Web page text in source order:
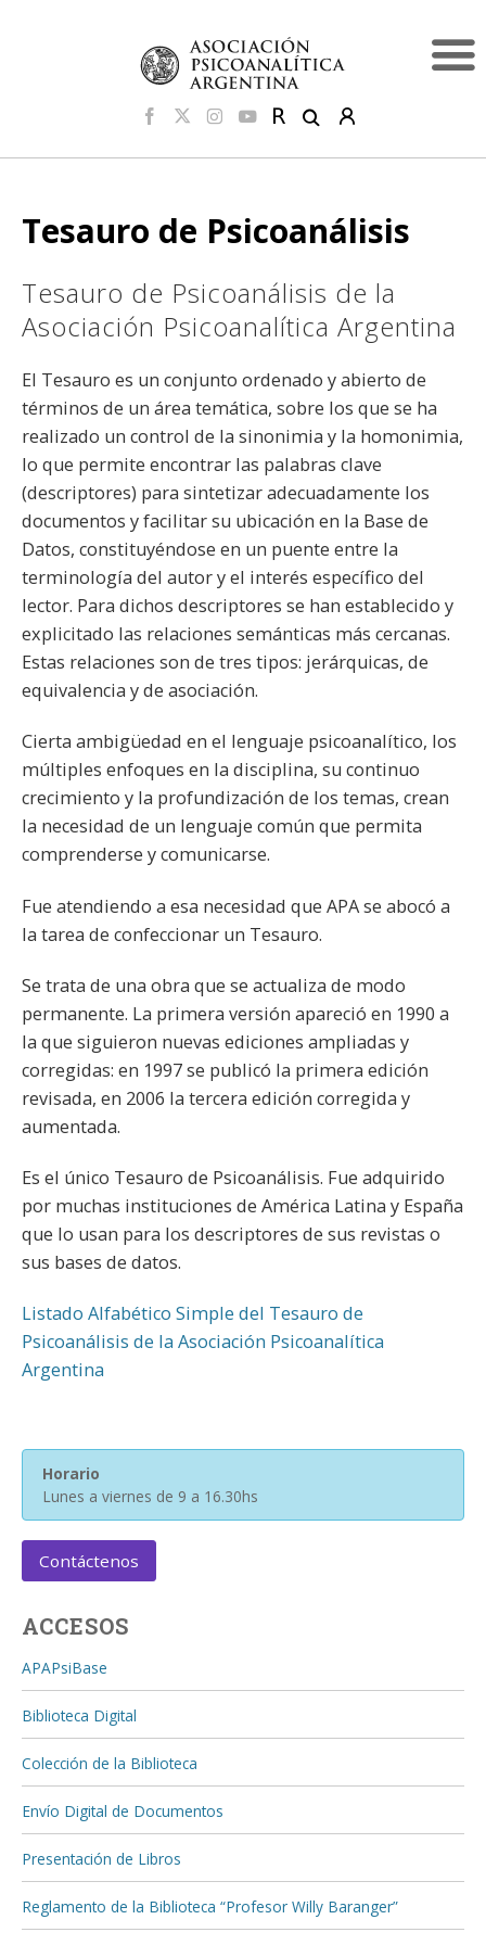
Tesauro de Psicoanálisis
Tesauro de Psicoanálisis de la
Asociación Psicoanalítica Argentina
El Tesauro es un conjunto ordenado y abierto de
términos de un área temática, sobre los que se ha
realizado un control de la sinonimia y la homonimia,
lo que permite encontrar las palabras clave
(descriptores) para sintetizar adecuadamente los
documentos y facilitar su ubicación en la Base de
Datos, constituyéndose en un puente entre la
terminología del autor y el interés específico del
lector. Para dichos descriptores se han establecido y
explicitado las relaciones semánticas más cercanas.
Estas relaciones son de tres tipos: jerárquicas, de
equivalencia y de asociación.
Cierta ambigüedad en el lenguaje psicoanalítico, los
múltiples enfoques en la disciplina, su continuo
crecimiento y la profundización de los temas, crean
la necesidad de un lenguaje común que permita
comprenderse y comunicarse.
Fue atendiendo a esa necesidad que APA se abocó a
la tarea de confeccionar un Tesauro.
Se trata de una obra que se actualiza de modo
permanente. La primera versión apareció en 1990 a
la que siguieron nuevas ediciones ampliadas y
corregidas: en 1997 se publicó la primera edición
revisada, en 2006 la tercera edición corregida y
aumentada.
Es el único Tesauro de Psicoanálisis. Fue adquirido
por muchas instituciones de América Latina y España
que lo usan para los descriptores de sus revistas o
sus bases de datos.
Listado Alfabético Simple del Tesauro de
Psicoanálisis de la Asociación Psicoanalítica
Argentina
Horario
Lunes a viernes de 9 a 16.30hs
Contáctenos
ACCESOS
APAPsiBase
Biblioteca Digital
Colección de la Biblioteca
Envío Digital de Documentos
Presentación de Libros
Reglamento de la Biblioteca “Profesor Willy Baranger”